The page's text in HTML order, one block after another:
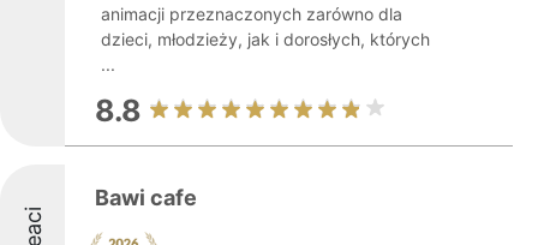
animacji przeznaczonych zarówno dla
dzieci, młodzieży, jak i dorosłych, których
...
8.8
Bawi cafe